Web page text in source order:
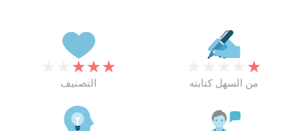
★
★
★
التصنيف
★
من السهل كتابته